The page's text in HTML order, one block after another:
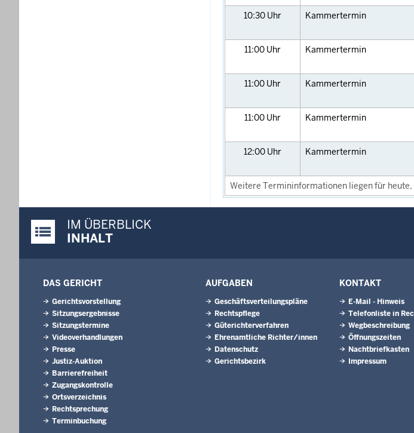
10:30 Uhr Kammertermin
11:00 Uhr Kammertermin
11:00 Uhr Kammertermin
11:00 Uhr Kammertermin
12:00 Uhr Kammertermin
Weitere Termininformationen liegen für
Justiz-Portal im Überblick:
IM ÜBERBLICK
INHALT
DAS GERICHT
Gerichtsvorstellung
Sitzungsergebnisse
Sitzungstermine
Videoverhandlungen
Presse
Justiz-Auktion
Barrierefreiheit
Zugangskontrolle
Ortsverzeichnis
Rechtsprechung
Terminbuchung
AUFGABEN
Geschäftsverteilungspläne
Rechtspflege
Güterichterverfahren
Ehrenamtliche Richter/innen
Datenschutz
Gerichtsbezirk
KONTAKT
E-Mail - Hinweis
Telefonliste in
Wegbeschreibung
Öffnungszeiten
Nachtbriefkasten
Impressum